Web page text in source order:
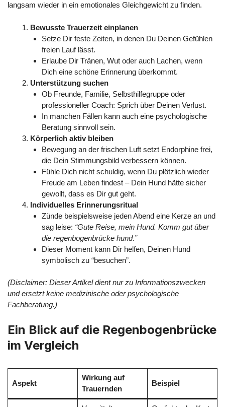
langsam wieder in ein emotionales Gleichgewicht zu finden.
Bewusste Trauerzeit einplanen
Setze Dir feste Zeiten, in denen Du Deinen Gefühlen
freien Lauf lässt.
Erlaube Dir Tränen, Wut oder auch Lachen, wenn
Dich eine schöne Erinnerung überkommt.
Unterstützung suchen
Ob Freunde, Familie, Selbsthilfegruppe oder
professioneller Coach: Sprich über Deinen Verlust.
In manchen Fällen kann auch eine psychologische
Beratung sinnvoll sein.
Körperlich aktiv bleiben
Bewegung an der frischen Luft setzt Endorphine frei,
die Dein Stimmungsbild verbessern können.
Fühle Dich nicht schuldig, wenn Du plötzlich wieder
Freude am Leben findest – Dein Hund hätte sicher
gewollt, dass es Dir gut geht.
Individuelles Erinnerungsritual
Zünde beispielsweise jeden Abend eine Kerze an und
sag leise: “Gute Reise, mein Hund. Komm gut über
die regenbogenbrücke hund.”
Dieser Moment kann Dir helfen, Deinen Hund
symbolisch zu “besuchen”.
(Disclaimer: Dieser Artikel dient nur zu Informationszwecken
und ersetzt keine medizinische oder psychologische
Fachberatung.)
Ein Blick auf die Regenbogenbrücke
im Vergleich
Aspekt
Wirkung auf
Trauernden
Beispiel